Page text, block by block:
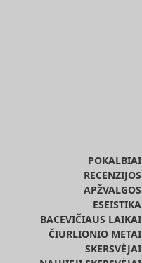
POKALBIAI
RECENZIJOS
APŽVALGOS
ESEISTIKA
BACEVIČIAUS LAIKAI
ČIURLIONIO METAI
SKERSVĖJAI